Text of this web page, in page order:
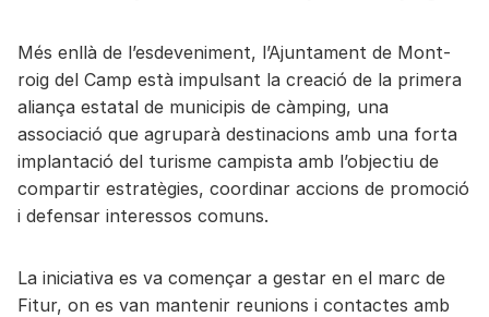
Més enllà de l’esdeveniment, l’Ajuntament de Mont-
roig del Camp està impulsant la creació de la primera
aliança estatal de municipis de càmping, una
associació que agruparà destinacions amb una forta
implantació del turisme campista amb l’objectiu de
compartir estratègies, coordinar accions de promoció
i defensar interessos comuns.
La iniciativa es va començar a gestar en el marc de
Fitur, on es van mantenir reunions i contactes amb